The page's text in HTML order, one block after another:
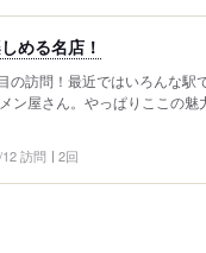
める名店！
訪問！最近ではいろんな駅
ン屋さん。やっぱりここの魅
訪問 2回